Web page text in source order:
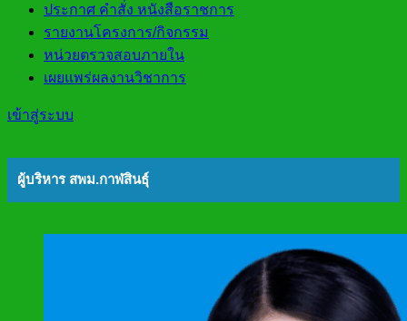
ประกาศ คำสั่ง หนังสือราชการ
รายงานโครงการ/กิจกรรม
หน่วยตรวจสอบภายใน
เผยแพร่ผลงานวิชาการ
เข้าสู่ระบบ
ผู้บริหาร สพม.กาฬสินธุ์